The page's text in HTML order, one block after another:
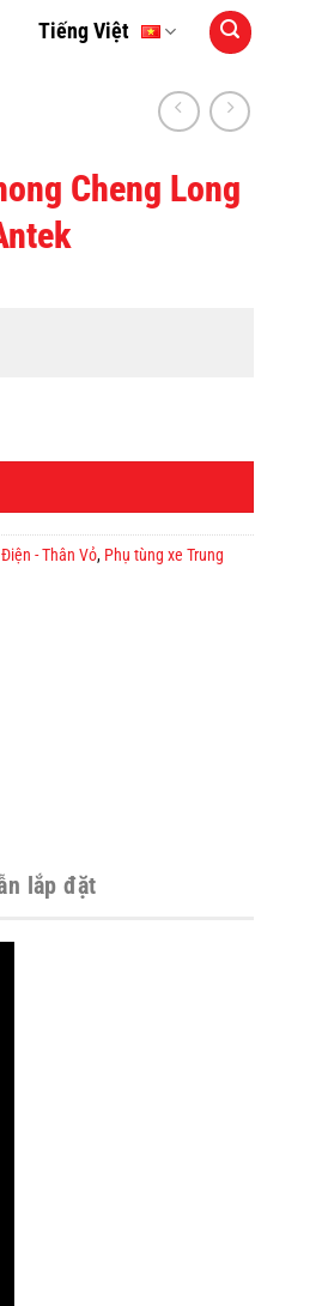
Tiếng Việt
Cheng Long
- Thân Vỏ, Phụ tùng xe Trung
lắp đặt